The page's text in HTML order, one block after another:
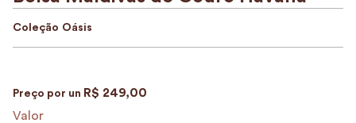
Coleção Oásis
Preço por un R$ 249,00
Valor
5º
bolsa